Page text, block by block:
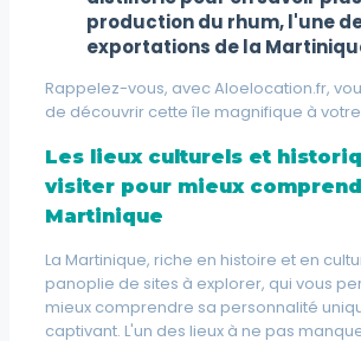
production du rhum, l'une
exportations de la
Rappelez-vous, avec Aloelocation.fr,
de découvrir cette île magnifique à
Les lieux culturels et
visiter pour mieux
Martinique
La Martinique, riche en histoire et en
panoplie de sites à explorer, qui vous
mieux comprendre sa personnalité
captivant. L'un des lieux à ne pas